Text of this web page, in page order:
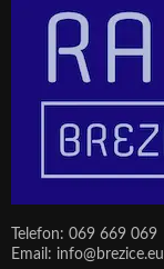
Telefon: 069 669 069
Email: info@brezice.eu